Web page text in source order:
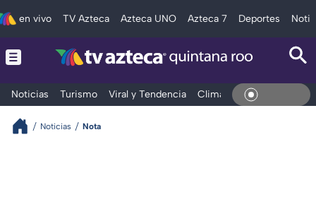
en vivo TV Azteca Azteca UNO Azteca 7 Deportes
Noticias Turismo Viral y Tendencia Clima Tráfico En Vivo
Noticias Nota